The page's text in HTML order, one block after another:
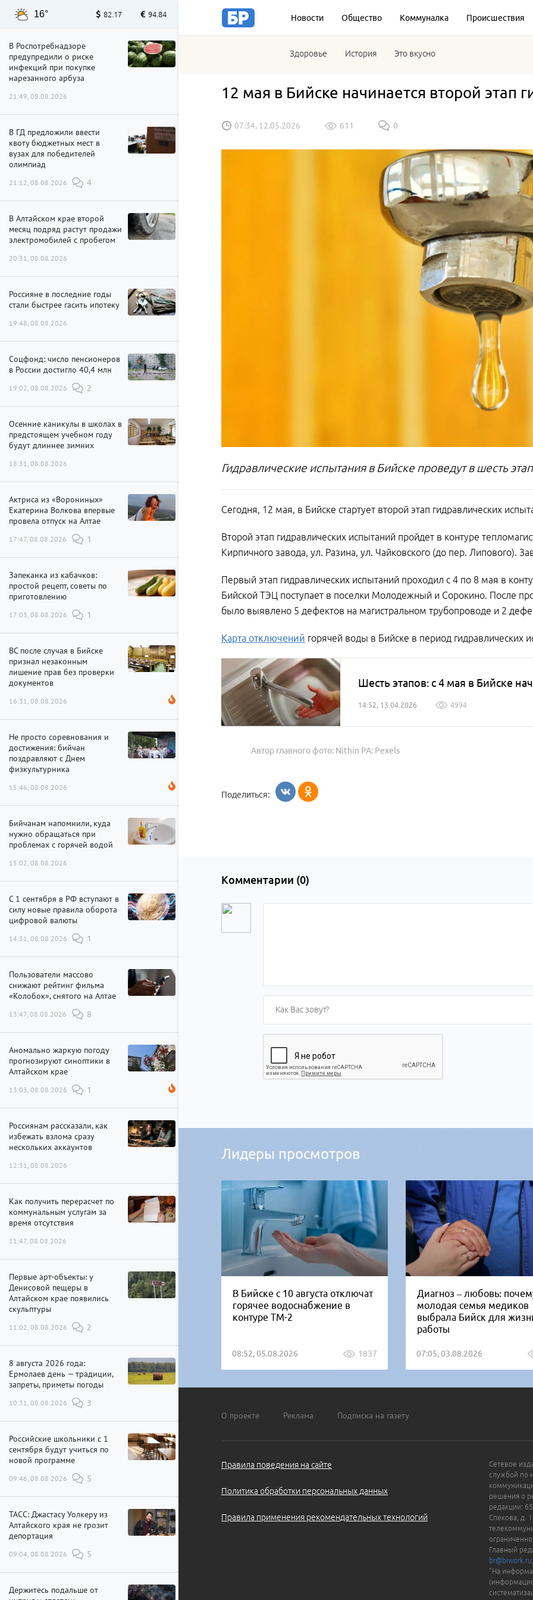
Новости Общество Коммуналка Происшествия
Здоровье История Это вкусно
16° 82.17 94.84
В Роспотребнадзоре
предупредили о риске
инфекций при покупке
нарезанного арбуза
21:49, 08.08.2026
В ГД предложили ввести
квоту бюджетных мест в
вузах для победителей
олимпиад
21:12, 08.08.2026 4
В Алтайском крае второй
месяц подряд растут продажи
электромобилей с пробегом
20:31, 08.08.2026
Россияне в последние годы
стали быстрее гасить ипотеку
19:48, 08.08.2026
Соцфонд: число пенсионеров
в России достигло 40,4 млн
19:02, 08.08.2026 2
Осенние каникулы в школах в
предстоящем учебном году
будут длиннее зимних
18:31, 08.08.2026
Актриса из «Ворониных»
Екатерина Волкова впервые
провела отпуск на Алтае
17:47, 08.08.2026 1
Запеканка из кабачков:
простой рецепт, советы по
приготовлению
17:03, 08.08.2026 1
ВС после случая в Бийске
признал незаконным
лишение прав без проверки
документов
16:31, 08.08.2026
Не просто соревнования и
достижения: бийчан
поздравляют с Днем
физкультурника
15:46, 08.08.2026
Бийчанам напомнили, куда
нужно обращаться при
проблемах с горячей водой
15:02, 08.08.2026
С 1 сентября в РФ вступают в
силу новые правила оборота
цифровой валюты
14:31, 08.08.2026 1
Пользователи массово
снижают рейтинг фильма
«Колобок», снятого на Алтае
13:47, 08.08.2026 8
Аномально жаркую погоду
прогнозируют синоптики в
Алтайском крае
13:03, 08.08.2026 1
Россиянам рассказали, как
избежать взлома сразу
нескольких аккаунтов
12:31, 08.08.2026
Как получить перерасчет по
коммунальным услугам за
время отсутствия
11:47, 08.08.2026
Первые арт-объекты: у
Денисовой пещеры в
Алтайском крае появились
скульптуры
11:02, 08.08.2026 2
8 августа 2026 года:
Ермолаев день — традиции,
запреты, приметы погоды
10:31, 08.08.2026 3
Российские школьники с 1
сентября будут учиться по
новой программе
09:46, 08.08.2026 5
ТАСС: Джастасу Уолкеру из
Алтайского края не грозит
депортация
09:04, 08.08.2026 5
Держитесь подальше от
12 мая в Бийске начинается второй этап
07:34, 12.05.2026 611 0
Гидравлические испытания в Бийске проведут в шесть
Сегодня, 12 мая, в Бийске стартует второй этап гидравлических
Второй этап гидравлических испытаний пройдет в контуре
Кирпичного завода, ул. Разина, ул. Чайковского (до пер. Липового).
Первый этап гидравлических испытаний проходил с 4 по 8 мая в
Бийской ТЭЦ поступает в поселки Молодежный и Сорокино. После
было выявлено 5 дефектов на магистральном трубопроводе и 2
Карта отключений горячей воды в Бийске в период гидравлических
Шесть этапов: с 4 мая в Бийске
14:52, 13.04.2026 4994
Автор главного фото: Nithin PA: Pexels
Поделиться:
Комментарии (0)
Лидеры просмотров
В Бийске с 10 августа отключат
горячее водоснабжение в
контуре ТМ-2
08:52, 05.08.2026 1837
Диагноз – любовь:
молодая семья медиков
выбрала Бийск для
работы
07:05, 03.08.2026
О проекте Реклама Подписка на газету
Правила поведения на сайте
Политика обработки персональных данных
Правила применения рекомендательных технологий
Сетевое
службой по
решения о
редакции:
Спекова, д.
Главный
br@biwork.ru
"На